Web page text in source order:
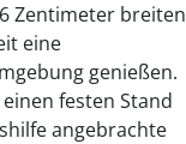
Zentimeter breiten
eine
genießen.
festen Stand
angebrachte